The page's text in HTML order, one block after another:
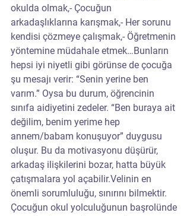
okulda olmak,- Çocuğun
arkadaşlıklarına karışmak,- Her sorunu
kendisi çözmeye çalışmak,- Öğretmenin
yöntemine müdahale etmek…Bunların
hepsi iyi niyetli gibi görünse de çocuğa
şu mesajı verir: “Senin yerine ben
varım.” Oysa bu durum, öğrencinin
sınıfa aidiyetini zedeler. “Ben buraya ait
değilim, benim yerime hep
annem/babam konuşuyor” duygusu
oluşur. Bu da motivasyonu düşürür,
arkadaş ilişkilerini bozar, hatta büyük
çatışmalara yol açabilir.Velinin en
önemli sorumluluğu, sınırını bilmektir.
Çocuğun okul yolculuğunun başrolünde